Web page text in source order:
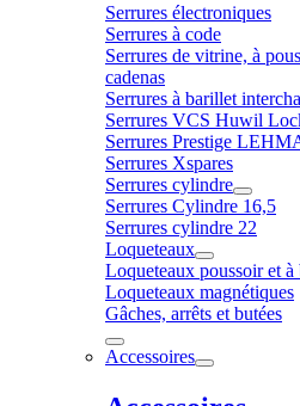
Serrures électroniques
Serrures à code
Serrures de vitrine, à
cadenas
Serrures à barillet
Serrures VCS Huwil
Serrures Prestige
Serrures Xspares
Serrures cylindre
Serrures Cylindre 16,5
Serrures cylindre 22
Loqueteaux
Loqueteaux poussoir et à
Loqueteaux magnétiques
Gâches, arrêts et butées
Accessoires